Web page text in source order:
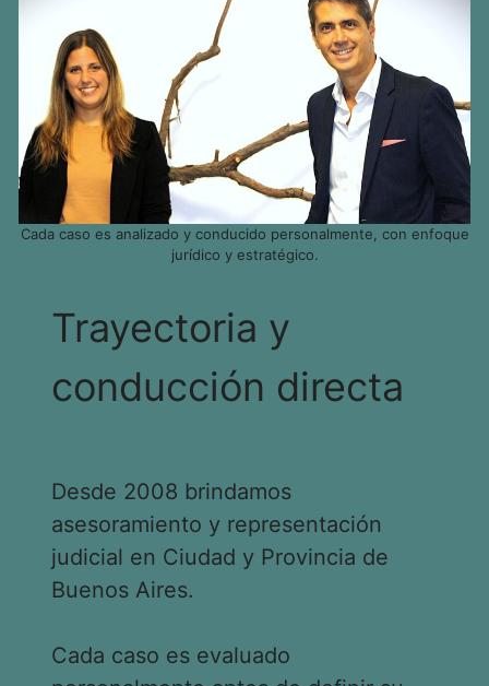
Cada caso es analizado y conducido personalmente, con enfoque
jurídico y estratégico.
Trayectoria y
conducción directa
Desde 2008 brindamos
asesoramiento y representación
judicial en Ciudad y Provincia de
Buenos Aires.
Cada caso es evaluado